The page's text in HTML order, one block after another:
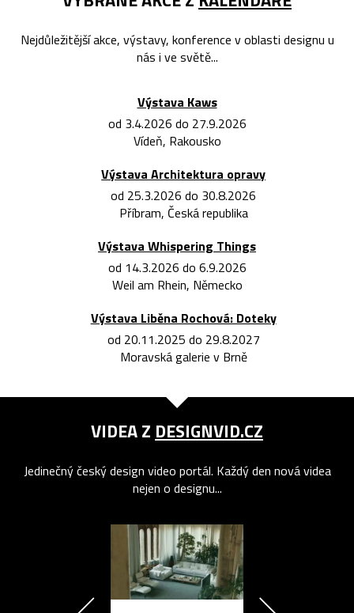
Nejdůležitější akce, výstavy, konference v oblasti designu u
nás i ve světě...
Výstava Kaws
od 3.4.2026 do 27.9.2026
Vídeň, Rakousko
Výstava Architektura opravy
od 25.3.2026 do 30.8.2026
Příbram, Česká republika
Výstava Whispering Things
od 14.3.2026 do 6.9.2026
Weil am Rhein, Německo
Výstava Liběna Rochová: Doteky
od 20.11.2025 do 29.8.2027
Moravská galerie v Brně
VIDEA Z DESIGNVID.CZ
Jedinečný český design video portál. Každý den nová videa
nejen o designu...